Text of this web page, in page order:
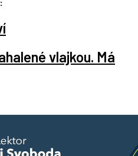
vlajkou. Má